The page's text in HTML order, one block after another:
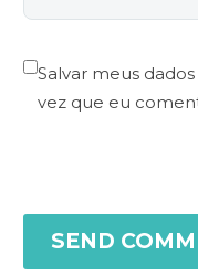
Salvar meus
vez que eu
SEND